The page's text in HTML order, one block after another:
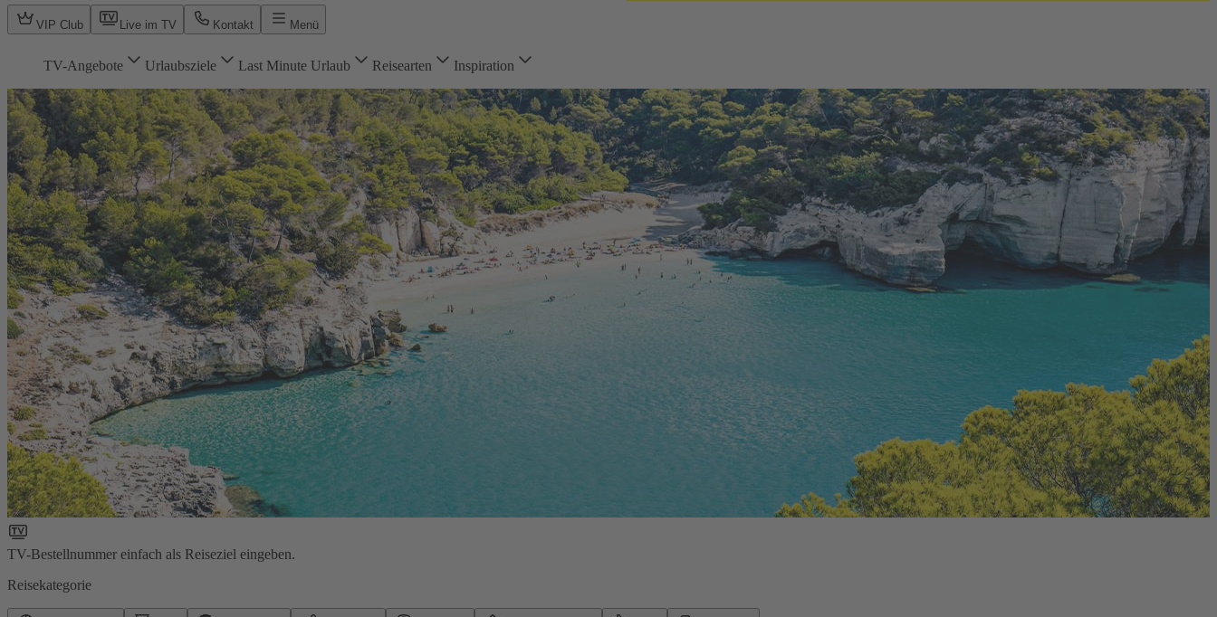
VIP Club Live im TV Kontakt Menü
TV-Angebote Urlaubsziele Last Minute Urlaub Reisearten Inspiration
TV-Bestellnummer einfach als Reiseziel eingeben.
Reisekategorie